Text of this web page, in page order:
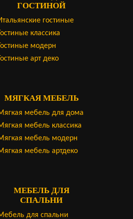
ГОСТИНОЙ
гостиные
классика
модерн
арт деко
МЯГКАЯ МЕБЕЛЬ
мебель для дома
мебель классика
мебель модерн
мебель артдеко
МЕБЕЛЬ ДЛЯ
СПАЛЬНИ
для спальни